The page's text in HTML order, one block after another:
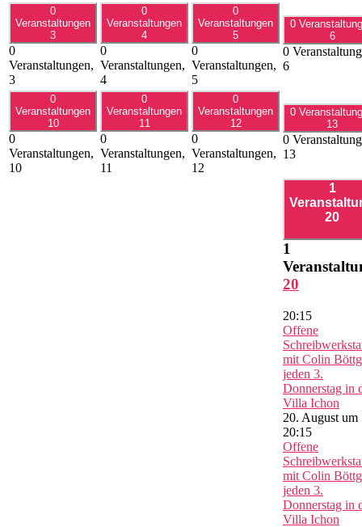
0
Veranstaltungen
3
0
Veranstaltungen,
3
0
Veranstaltungen
4
0
Veranstaltungen,
4
0
Veranstaltungen
5
0
Veranstaltungen,
5
0
6
0
6
0
Veranstaltungen
10
0
Veranstaltungen,
10
0
Veranstaltungen
11
0
Veranstaltungen,
11
0
Veranstaltungen
12
0
Veranstaltungen,
12
0
13
0
13
1
20
1
20
20:15
Offene
mit Colin
jeden 3.
Donnerstag in
Villa Ichon
20. August um
20:15
Offene
mit Colin
jeden 3.
Donnerstag in
Villa Ichon